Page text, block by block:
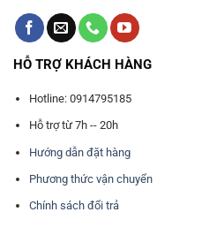
HỖ TRỢ KHÁCH HÀNG
Hotline: 0914795185
Hỗ trợ từ 7h -- 20h
Hướng dẫn đặt hàng
Phương thức vận chuyển
Chính sách đổi trả